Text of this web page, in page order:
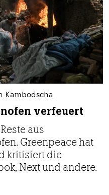
Kambodscha
verfeuert
aus
Greenpeace hat
kritisiert die
Next und andere.